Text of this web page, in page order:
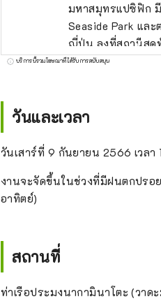
มหาสมุทรแปซิฟิก
Seaside Park แล
ญี่ปุ่น ลงที่สถานีสุด
ประเด็นร้อนในโซ
บริการนี้รวมโฆษณาที่ได้รับการสนับสนุน
วันและเวลา
วันเสาร์ที่ 9 กันยายน 2566 เวลา
งานจะจัดขึ้นในช่วงที่มีฝนตกปรอ
อาทิตย์)
สถานที่
ท่าเรือประมงนากามินาโตะ (วาด